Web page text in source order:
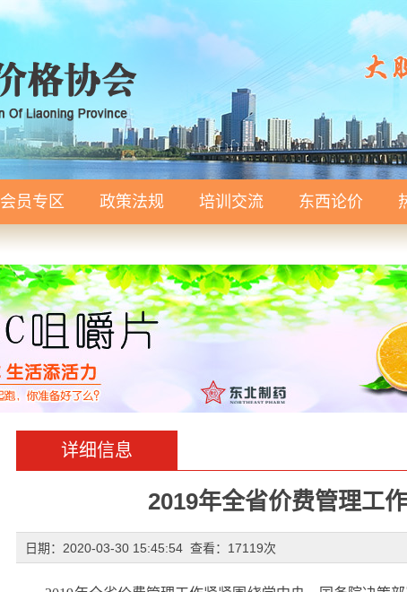
会员专区 政策法规 培训交流 东西论价
详细信息
2019年全省价费管理工
日期：2020-03-30 15:45:54 查看：17119次